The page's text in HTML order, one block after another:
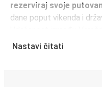
rezerviraj svoje
dane poput vikenda i
najbrža vožnja traje samo
Nastavi čitati